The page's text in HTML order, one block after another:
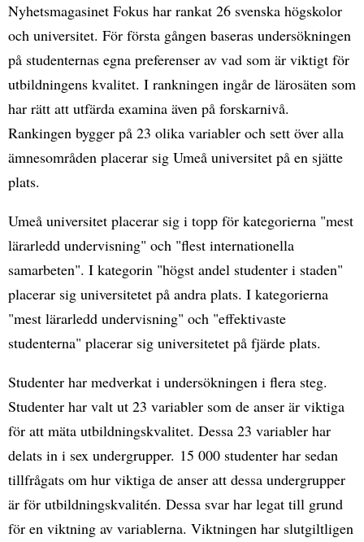
Nyhetsmagasinet Fokus har rankat 26 svenska högskolor
och universitet. För första gången baseras undersökningen
på studenternas egna preferenser av vad som är viktigt för
utbildningens kvalitet. I rankningen ingår de lärosäten som
har rätt att utfärda examina även på forskarnivå.
Rankingen bygger på 23 olika variabler och sett över alla
ämnesområden placerar sig Umeå universitet på en sjätte
plats.
Umeå universitet placerar sig i topp för kategorierna "mest
lärarledd undervisning" och "flest internationella
samarbeten". I kategorin "högst andel studenter i staden"
placerar sig universitetet på andra plats. I kategorierna
"mest lärarledd undervisning" och "effektivaste
studenterna" placerar sig universitetet på fjärde plats.
Studenter har medverkat i undersökningen i flera steg.
Studenter har valt ut 23 variabler som de anser är viktiga
för att mäta utbildningskvalitet. Dessa 23 variabler har
delats in i sex undergrupper. 15 000 studenter har sedan
tillfrågats om hur viktiga de anser att dessa undergrupper
är för utbildningskvalitén. Dessa svar har legat till grund
för en viktning av variablerna. Viktningen har slutgiltligen